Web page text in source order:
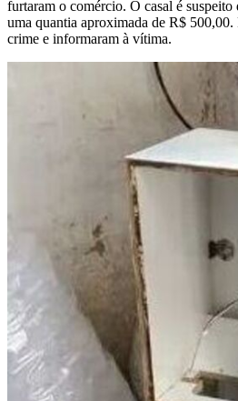
furtaram o comércio. O casal é
uma quantia aproximada de R$
crime e informaram à vítima.